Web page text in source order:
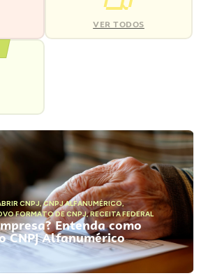
VER TODOS
CNPJ,CNPJ ALFANUMÉRICO,
FORMATO DE CNPJ,RECEITA FEDERAL
Entenda como
CNPJ Alfanumérico